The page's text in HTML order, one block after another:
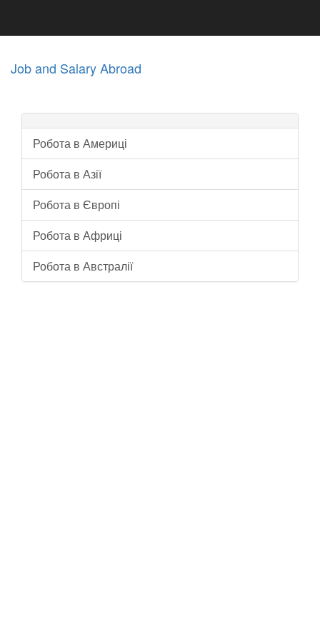
Job and Salary Abroad
Робота в Америці
Робота в Азії
Робота в Європі
Робота в Африці
Робота в Австралії